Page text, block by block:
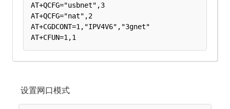
AT+QCFG="usbnet",3
AT+QCFG="nat",2
AT+CGDCONT=1,"IPV4V6","3gnet"
设置网口模式